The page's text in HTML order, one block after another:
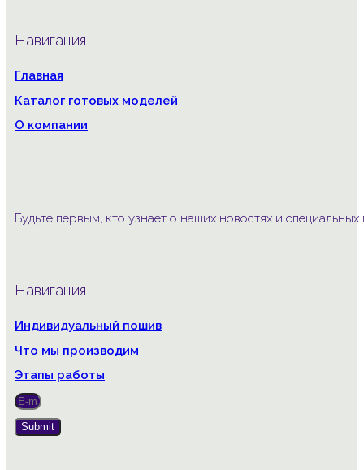
Навигация
Главная
Каталог готовых моделей
О компании
Будьте первым, кто узнает о наших новостях и
Навигация
Индивидуальный пошив
Что мы производим
Этапы работы
Submit